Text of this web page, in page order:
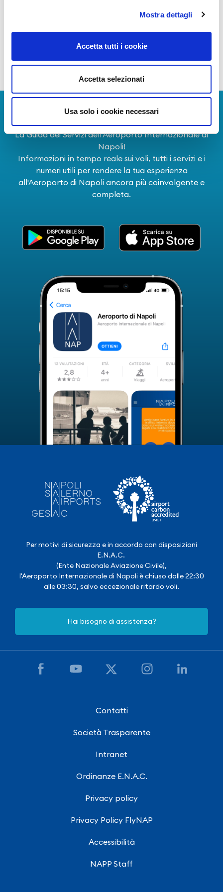
Mostra dettagli
Accetta tutti i cookie
Accetta selezionati
Usa solo i cookie necessari
E’ possibile reperire informazioni, anche sugli
eventi previsti a Salerno e Provincia, sul
portale della Società CAmpana Beni Culturali
Campania) al seguente link:Scabec.
Scarica l'app
La Guida dei Servizi dell'Aeroporto Internazionale di
Napoli!
Informazioni in tempo reale sui voli, tutti i servizi e i
numeri utili per rendere la tua esperienza
all'Aeroporto di Napoli ancora più coinvolgente e
completa.
Per motivi di sicurezza e in accordo con disposizioni
E.N.A.C.
(Ente Nazionale Aviazione Civile),
l'Aeroporto Internazionale di Napoli è chiuso dalle 22:30
alle 03:30, salvo eccezionale ritardo voli.
Hai bisogno di assistenza?
Contatti
Società Trasparente
Intranet
Ordinanze E.N.A.C.
Privacy policy
Privacy Policy FlyNAP
Accessibilità
NAPP Staff